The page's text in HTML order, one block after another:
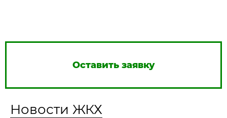
Оставить заявку
Новости ЖКХ